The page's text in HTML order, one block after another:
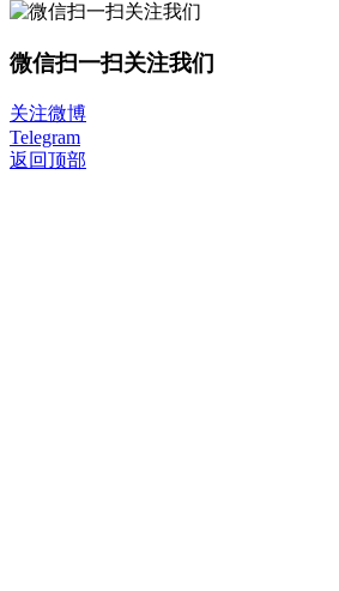
微信扫一扫关注我们
关注微博
Telegram
返回顶部